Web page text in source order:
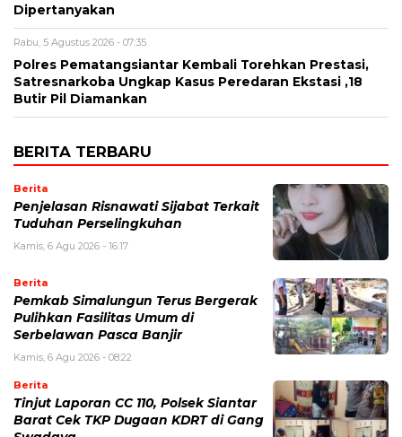
Dipertanyakan
Rabu, 5 Agustus 2026 - 07:35
Polres Pematangsiantar Kembali Torehkan Prestasi,
Satresnarkoba Ungkap Kasus Peredaran Ekstasi ,18
Butir Pil Diamankan
BERITA TERBARU
Berita
Penjelasan Risnawati Sijabat Terkait
Tuduhan Perselingkuhan
Kamis, 6 Agu 2026 - 16:17
Berita
Pemkab Simalungun Terus Bergerak
Pulihkan Fasilitas Umum di
Serbelawan Pasca Banjir
Kamis, 6 Agu 2026 - 08:22
Berita
Tinjut Laporan CC 110, Polsek Siantar
Barat Cek TKP Dugaan KDRT di Gang